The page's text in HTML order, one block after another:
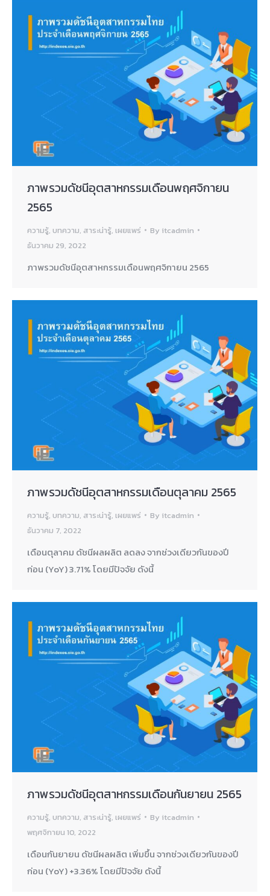
ภาพรวมดัชนีอุตสาหกรรมเดือนพฤศจิกายน
2565
ความรู้, บทความ, สาระน่ารู้, เผยแพร่ By itcadmin
ธันวาคม 29, 2022
ภาพรวมดัชนีอุตสาหกรรมเดือนพฤศจิกายน 2565
ภาพรวมดัชนีอุตสาหกรรมเดือนตุลาคม 2565
ความรู้, บทความ, สาระน่ารู้, เผยแพร่ By itcadmin
ธันวาคม 7, 2022
เดือนตุลาคม ดัชนีผลผลิต ลดลง จากช่วงเดียวกันของปี
ก่อน (YoY) 3.71% โดยมีปัจจัย ดังนี้
ภาพรวมดัชนีอุตสาหกรรมเดือนกันยายน 2565
ความรู้, บทความ, สาระน่ารู้, เผยแพร่ By itcadmin
พฤศจิกายน 10, 2022
เดือนกันยายน ดัชนีผลผลิต เพิ่มขึ้น จากช่วงเดียวกันของปี
ก่อน (YoY) +3.36% โดยมีปัจจัย ดังนี้